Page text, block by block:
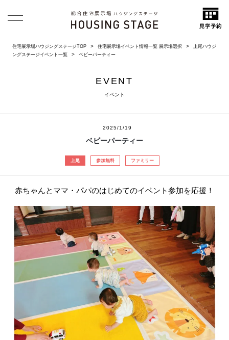
住宅展示場ハウジングステージTOP 住宅展示場イベント情報一覧 展示場選択
上尾ハウジ
ングステージイベント一覧
ベビーパーティー
EVENT
イベント
2025/1/19
ベビーパーティー
上尾 参加無料 ファミリー
赤ちゃんとママ・パパのはじめてのイベント参加を応援！